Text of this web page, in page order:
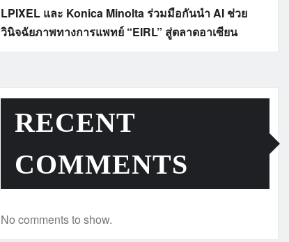
LPIXEL และ Konica Minolta ร่วมมือกันนำ AI ช่วย
วินิจฉัยภาพทางการแพทย์ “EIRL” สู่ตลาดอาเซียน
RECENT
COMMENTS
No comments to show.